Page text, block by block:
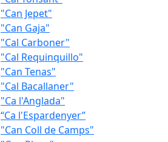
"Can Jepet"
"Can Gaja"
"Cal Carboner"
"Cal Requinquillo"
"Can Tenas"
"Cal Bacallaner"
"Ca l'Anglada"
“Ca l'Espardenyer”
"Can Coll de Camps"